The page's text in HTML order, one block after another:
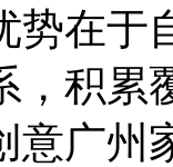
势在于
，积累
意广州